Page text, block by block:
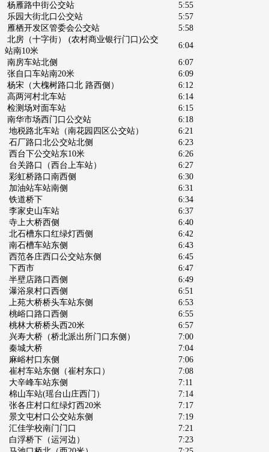
杨雁路中街公交站
5:55
乐园大街北口公交站
5:57
雁栖开发区管委会公交站
5:58
北房（十字街） (农村商业银行门口)公交
站南10米
6:04
南房车站北侧
6:07
张自口车站南20米
6:09
杨宋（大槐树路口北 路西侧）
6:12
高两河村北车站
6:14
检测场对面车站
6:15
南华市场西门口公交站
6:18
地税路北车站（南花园四区公交站）
6:21
石厂路口北公交站北侧
6:23
西台下公交站东10米
6:26
台关路口（西台上车站）
6:27
彩虹桥路口南西侧
6:30
加油站车站南侧
6:31
铁道桥下
6:34
李家史山车站
6:37
寺上大桥西侧
6:40
北石槽东口红绿灯西侧
6:42
南石槽车站东侧
6:43
西范各庄西口公交站东侧
6:45
下西市
6:47
半壁店路口西侧
6:49
瀑浴泉村口西侧
6:51
上苑大桥桥头车站东侧
6:53
桃峪口路口西侧
6:55
桃林大桥桥头西20米
6:57
兴寿大桥（桥北派出所门口东侧）
7:00
秦城大桥
7:04
麻峪村口东侧
7:06
崔村车站东侧（崔村东口）
7:08
大辛峰车站东侧
7:11
棉山车站(瑶台山庄西门）
7:14
张各庄村口红绿灯西20米
7:17
景文屯村口公交站东侧
7:19
汇佳学校南门门口
7:21
白浮桥下（运河边）
7:23